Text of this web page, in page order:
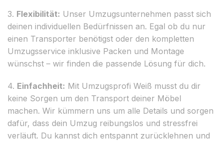
3. Flexibilität: Unser Umzugsunternehmen passt sich
deinen individuellen Bedürfnissen an. Egal ob du nur
einen Transporter benötigst oder den kompletten
Umzugsservice inklusive Packen und Montage
wünschst – wir finden die passende Lösung für dich.
4. Einfachheit: Mit Umzugsprofi Weiß musst du dir
keine Sorgen um den Transport deiner Möbel
machen. Wir kümmern uns um alle Details und sorgen
dafür, dass dein Umzug reibungslos und stressfrei
verläuft. Du kannst dich entspannt zurücklehnen und